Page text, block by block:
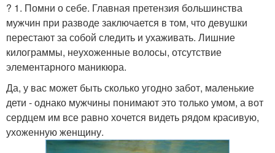
? 1. Помни о себе. Главная претензия большинства
мужчин при разводе заключается в том, что девушки
перестают за собой следить и ухаживать. Лишние
килограммы, неухоженные волосы, отсутствие
элементарного маникюра.
Да, у вас может быть сколько угодно забот, маленькие
дети - однако мужчины понимают это только умом, а вот
сердцем им все равно хочется видеть рядом красивую,
ухоженную женщину.